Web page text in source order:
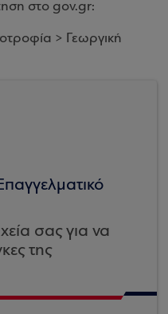
στο gov.gr:
> Γεωργική
σας για να
της